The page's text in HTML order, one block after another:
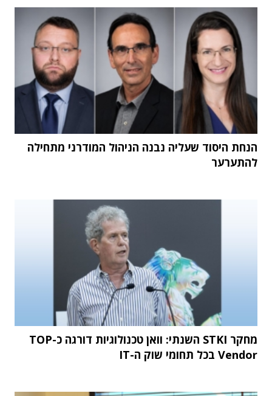
הנחת היסוד שעליה נבנה הניהול המודרני מתחילה
להתערער
מחקר STKI השנתי: וואן טכנולוגיות דורגה כ-TOP
Vendor בכל תחומי שוק ה-IT